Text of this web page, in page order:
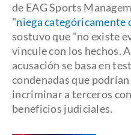
de EAG Sports
"niega
sostuvo que "no existe
vincule con los hechos.
acusación se basa en
condenadas que
incriminar a terceros
beneficios judiciales.